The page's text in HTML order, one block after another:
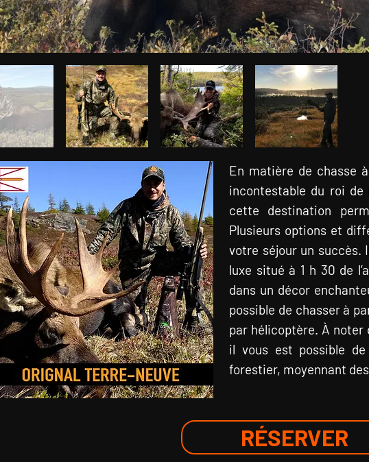
RÉSERVER
En matière de chasse
incontestable du roi de
cette destination
Plusieurs options et
votre séjour un succès.
luxe situé ‪à ‬1 h 30 de
dans un décor
possible de chasser à
par hélicoptère. À noter
il vous est possible
forestier, moyennant